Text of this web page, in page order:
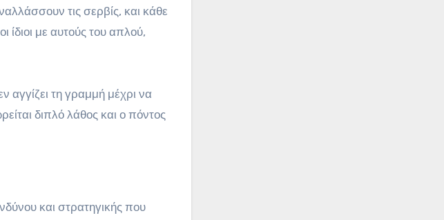
τις σερβίς, και κάθε
ίδιοι με αυτούς του απλού,
αγγίζει τη γραμμή μέχρι να
διπλό λάθος και ο πόντος
και στρατηγικής που